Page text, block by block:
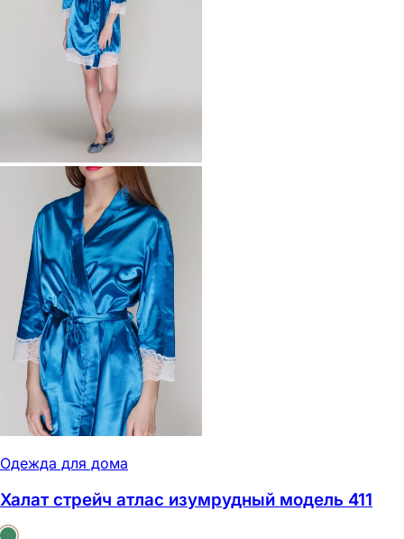
Одежда для дома
Халат стрейч атлас изумрудный модель 411